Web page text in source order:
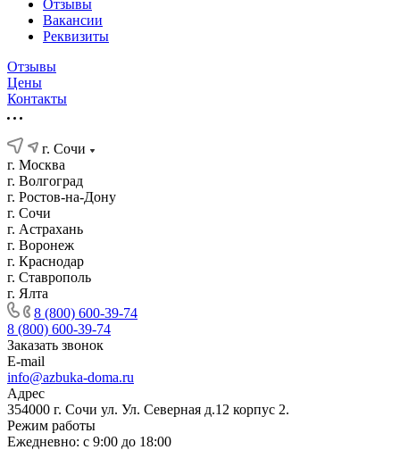
Отзывы
Вакансии
Реквизиты
Отзывы
Цены
Контакты
г. Сочи
г. Москва
г. Волгоград
г. Ростов-на-Дону
г. Сочи
г. Астрахань
г. Воронеж
г. Краснодар
г. Ставрополь
г. Ялта
8 (800) 600-39-74
8 (800) 600-39-74
Заказать звонок
E-mail
info@azbuka-doma.ru
Адрес
354000 г. Сочи ул. Ул. Северная д.12 корпус 2.
Режим работы
Ежедневно: с 9:00 до 18:00